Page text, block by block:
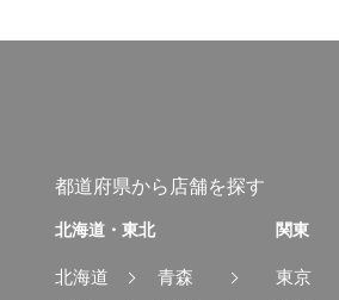
都道府県から店舗を探す
北海道・東北
北海道
青森
関東
東京